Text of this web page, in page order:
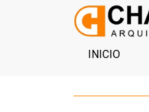
INICIO